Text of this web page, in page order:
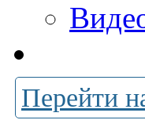
Перейти